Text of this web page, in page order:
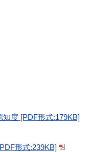
度 [PDF形式:179KB]
形式:239KB]